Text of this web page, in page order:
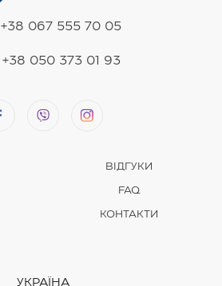
+38 067 555 70 05
+38 050 373 01 93
ВІДГУКИ
FAQ
КОНТАКТИ
УКРАЇНА